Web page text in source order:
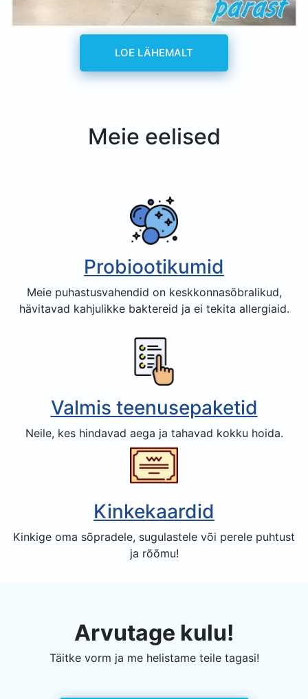
LOE LÄHEMALT
Meie eelised
Kinkekaardid
Kinkige oma sõpradele, sugulastele või perele puhtust
ja rõõmu!
Probiootikumid
Meie puhastusvahendid on keskkonnasõbralikud,
hävitavad kahjulikke baktereid ja ei tekita allergiaid.
Valmis teenusepaketid
Neile, kes hindavad aega ja tahavad kokku hoida.
Arvutage kulu!
Täitke vorm ja me helistame teile tagasi!